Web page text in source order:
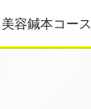
美容鍼本コース